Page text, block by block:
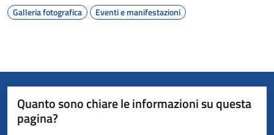
Galleria fotografica
Eventi e manifestazioni
Quanto sono chiare le informazioni su questa
pagina?